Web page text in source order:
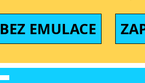
EMULACE